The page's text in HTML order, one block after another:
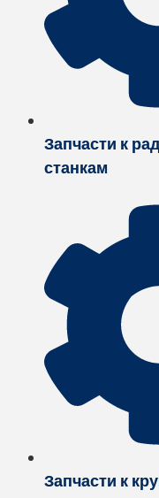
Запчасти к
станкам
Запчасти к